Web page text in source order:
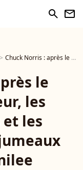
search newsletter
Chuck Norris : après le départ de l'acteur, les premiers mots et les souvenirs de ses jumeaux Dakota et Danilee
le
les
les